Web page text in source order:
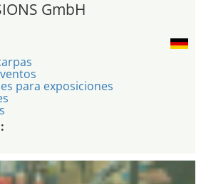
GmbH
para exposiciones